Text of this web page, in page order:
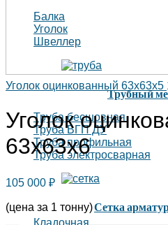
Балка
Уголок
Швеллер
Трубный
Труба бесшовная
Труба ВГП ДУ
Труба профильная
Труба электросварная
Сетка
Уголок оцинкованный 63х63х5
Уголок
63х63х6
105 000 ₽
(цена за 1 тонну)